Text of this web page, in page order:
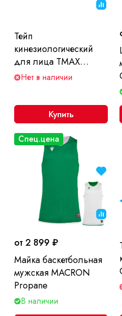
Тейп
кинезиологический
для лица TMAX
Beauty Tape, хлопок,
Нет в наличии
Купить
Спец.цена
от 2 899 ₽
Майка баскетбольная
мужская MACRON
Propane
В наличии